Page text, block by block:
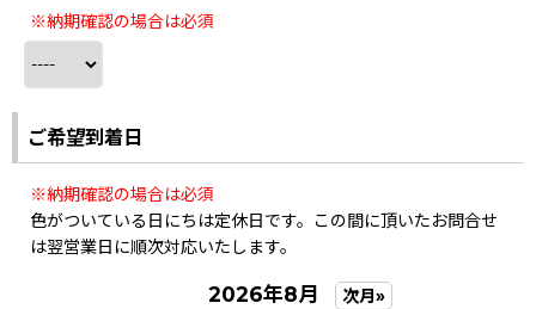
※納期確認の場合は必須
ご希望到着日
※納期確認の場合は必須
色がついている日にちは定休日です。この間に頂いたお問合せ
は翌営業日に順次対応いたします。
2026年8月 次月»